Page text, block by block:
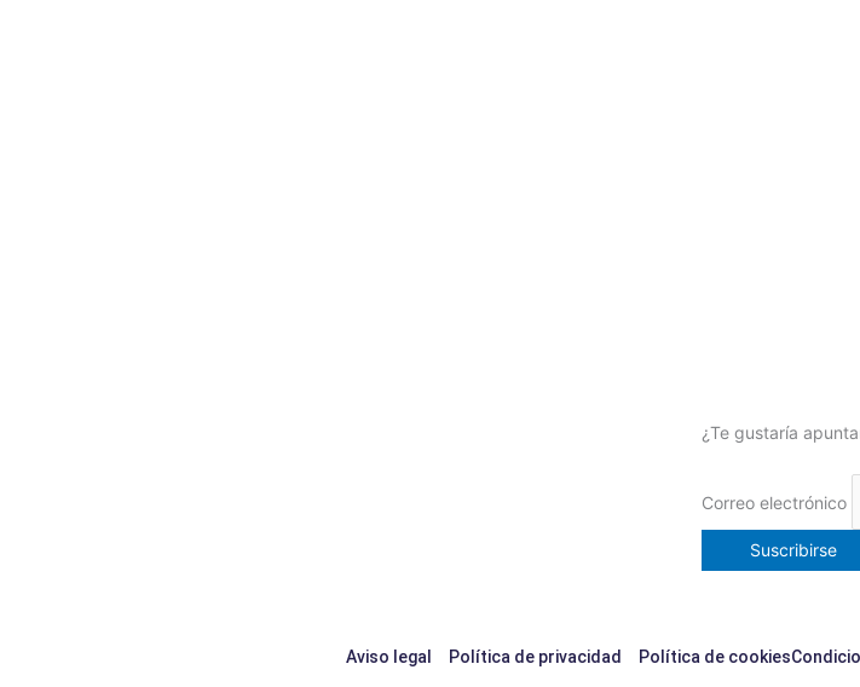
¿Te gustaría
Correo electrónico
Aviso legal Política de privacidad Política de cookies